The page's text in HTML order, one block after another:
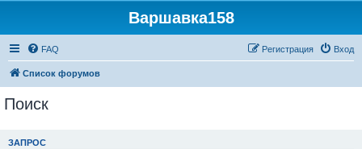
Варшавка158
FAQ Вход
Регистрация
Список форумов
Поиск
ЗАПРОС